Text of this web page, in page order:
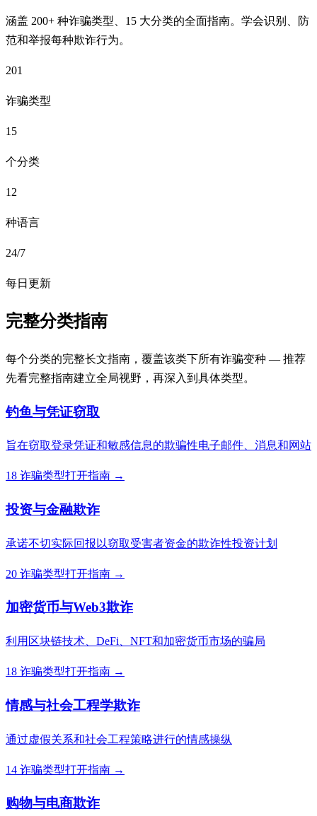
涵盖 200+ 种诈骗类型、15 大分类的全面指南。学会识别、防
范和举报每种欺诈行为。
201
诈骗类型
15
个分类
12
种语言
24/7
每日更新
完整分类指南
每个分类的完整长文指南，覆盖该类下所有诈骗变种 — 推荐
先看完整指南建立全局视野，再深入到具体类型。
钓鱼与凭证窃取
旨在窃取登录凭证和敏感信息的欺骗性电子邮件、消息和网站
18 诈骗类型打开指南 →
投资与金融欺诈
承诺不切实际回报以窃取受害者资金的欺诈性投资计划
20 诈骗类型打开指南 →
加密货币与Web3欺诈
利用区块链技术、DeFi、NFT和加密货币市场的骗局
18 诈骗类型打开指南 →
情感与社会工程学欺诈
通过虚假关系和社会工程策略进行的情感操纵
14 诈骗类型打开指南 →
购物与电商欺诈